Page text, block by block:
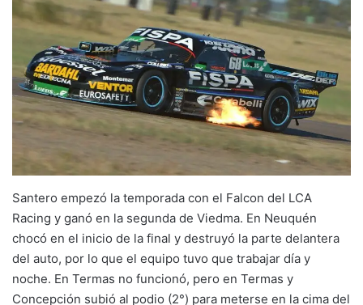
Santero empezó la temporada con el Falcon del LCA
Racing y ganó en la segunda de Viedma. En Neuquén
chocó en el inicio de la final y destruyó la parte delantera
del auto, por lo que el equipo tuvo que trabajar día y
noche. En Termas no funcionó, pero en Termas y
Concepción subió al podio (2°) para meterse en la cima del